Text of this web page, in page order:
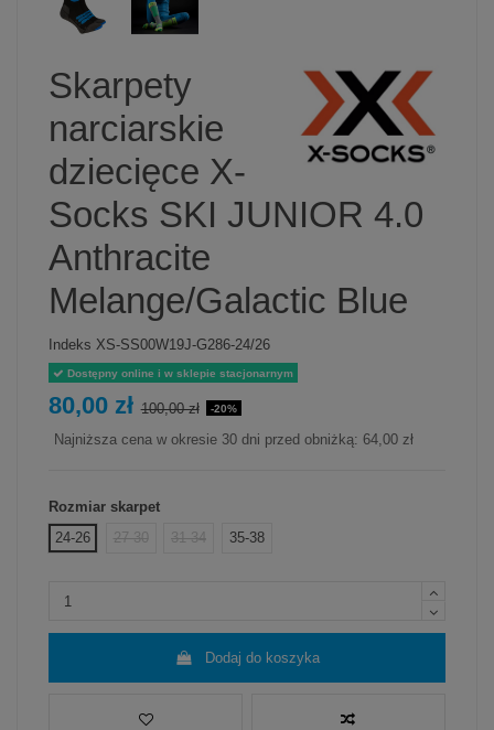
Skarpety
narciarskie
dziecięce X-
Socks SKI JUNIOR 4.0
Anthracite
Melange/Galactic Blue
Indeks XS-SS00W19J-G286-24/26
Dostępny online i w sklepie stacjonarnym
80,00 zł 100,00 zł -20%
Najniższa cena w okresie 30 dni przed obniżką: 64,00 zł
Rozmiar skarpet
24-26
27-30 31-34 35-38
Dodaj do koszyka